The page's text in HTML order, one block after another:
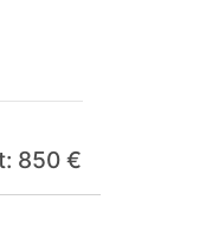
850 €